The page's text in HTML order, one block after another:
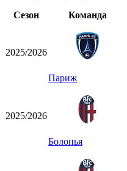
Сезон
Команда
2025/2026
Париж
2025/2026
Болонья